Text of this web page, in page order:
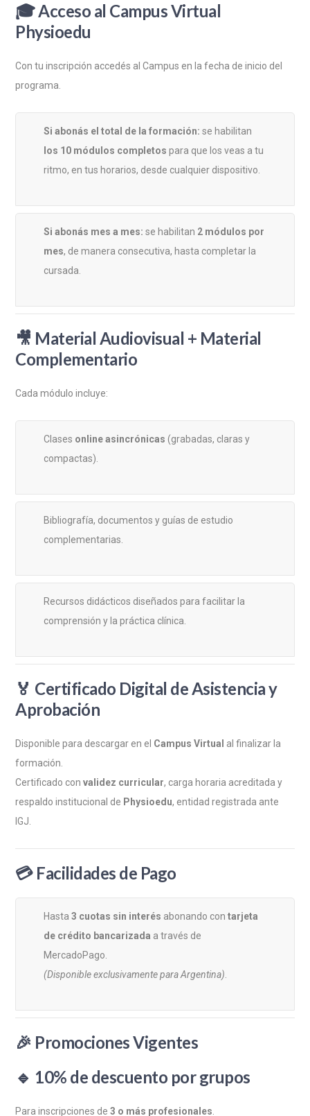
🎓Acceso al Campus Virtual
Physioedu
Con tu inscripción accedés al Campus en la fecha de inicio del
programa.
Si abonás el total de la formación: se habilitan
los 10 módulos completos para que los veas a tu
ritmo, en tus horarios, desde cualquier dispositivo.
Si abonás mes a mes: se habilitan 2 módulos por
mes, de manera consecutiva, hasta completar la
cursada.
🎥 Material Audiovisual + Material
Complementario
Cada módulo incluye:
Clases online asincrónicas (grabadas, claras y
compactas).
Bibliografía, documentos y guías de estudio
complementarias.
Recursos didácticos diseñados para facilitar la
comprensión y la práctica clínica.
🏅 Certificado Digital de Asistencia y
Aprobación
Disponible para descargar en el Campus Virtual al finalizar la
formación.
Certificado convalidez curricular, carga horaria acreditada y
respaldo institucional de Physioedu, entidad registrada ante
IGJ.
💳 Facilidades de Pago
Hasta3 cuotas sin interés abonando contarjeta
de crédito bancarizada a través de
MercadoPago.
(Disponible exclusivamente para Argentina)
🎉 Promociones Vigentes
🔹 10% de descuento por grupos
Para inscripciones de3 o más profesionales